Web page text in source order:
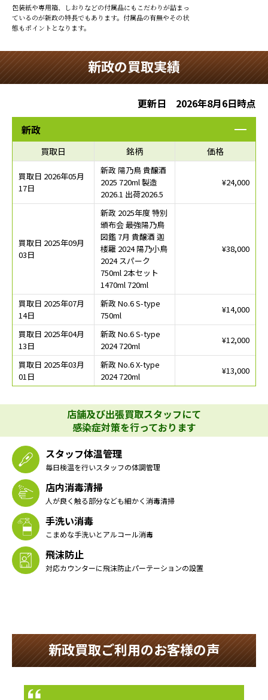
包装紙や専用箱、しおりなどの付属品にもこだわりが詰まっ
ているのが新政の特長でもあります。付属品の有無やその状
態もポイントとなります。
新政の買取実績
更新日 2026年8月6日時点
新政
買取日 銘柄 価格
買取日 2026年05月
17日
新政 陽乃鳥 貴醸酒
2025 720ml 製造
2026.1 出荷2026.5
¥24,000
買取日 2025年09月
03日
新政 2025年度 特別
頒布会 最強陽乃鳥
図鑑 7月 貴醸酒 迦
楼羅 2024 陽乃小鳥
2024 スパーク
750ml 2本セット
1470ml 720ml
¥38,000
買取日 2025年07月
14日
新政 No.6 S-type
750ml
¥14,000
買取日 2025年04月
13日
新政 No.6 S-type
2024 720ml
¥12,000
買取日 2025年03月
01日
新政 No.6 X-type
2024 720ml
¥13,000
店舗及び出張買取スタッフにて
感染症対策を行っております
スタッフ体温管理
毎日検温を行いスタッフの体調管理
店内消毒清掃
人が良く触る部分なども細かく消毒清掃
手洗い消毒
こまめな手洗いとアルコール消毒
飛沫防止
対応カウンターに飛沫防止パーテーションの設置
新政買取ご利用のお客様の声